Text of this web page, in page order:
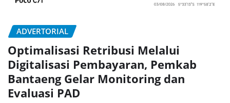
ADVERTORIAL
Optimalisasi Retribusi Melalui
Digitalisasi Pembayaran, Pemkab
Bantaeng Gelar Monitoring dan
Evaluasi PAD